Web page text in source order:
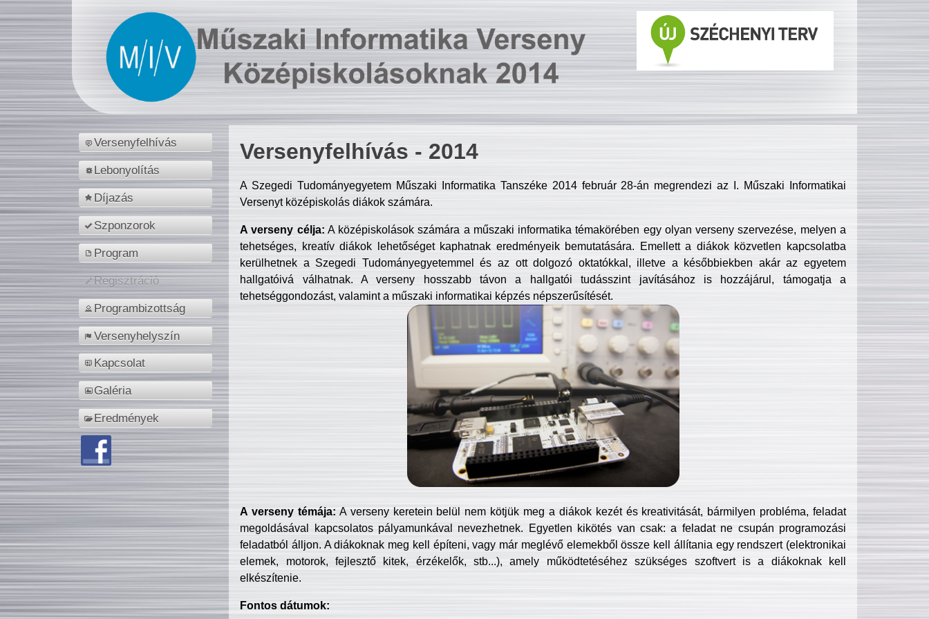
Versenyfelhívás
Lebonyolítás
Díjazás
Szponzorok
Program
Regisztráció
Programbizottság
Versenyhelyszín
Kapcsolat
Galéria
Eredmények
Versenyfelhívás - 2014
A Szegedi Tudományegyetem Műszaki Informatika Tanszéke 2014 február 28-án megrendezi az I. Műszaki Informatikai
Versenyt középiskolás diákok számára.
A verseny célja: A középiskolások számára a műszaki informatika témakörében egy olyan verseny szervezése, melyen a
tehetséges, kreatív diákok lehetőséget kaphatnak eredményeik bemutatására. Emellett a diákok közvetlen kapcsolatba
kerülhetnek a Szegedi Tudományegyetemmel és az ott dolgozó oktatókkal, illetve a későbbiekben akár az egyetem
hallgatóivá válhatnak. A verseny hosszabb távon a hallgatói tudásszint javításához is hozzájárul, támogatja a
tehetséggondozást, valamint a műszaki informatikai képzés népszerűsítését.
A verseny témája: A verseny keretein belül nem kötjük meg a diákok kezét és kreativitását, bármilyen probléma, feladat
megoldásával kapcsolatos pályamunkával nevezhetnek. Egyetlen kikötés van csak: a feladat ne csupán programozási
feladatból álljon. A diákoknak meg kell építeni, vagy már meglévő elemekből össze kell állítania egy rendszert (elektronikai
elemek, motorok, fejlesztő kitek, érzékelők, stb...), amely működtetéséhez szükséges szoftvert is a diákoknak kell
elkészítenie.
Fontos dátumok: